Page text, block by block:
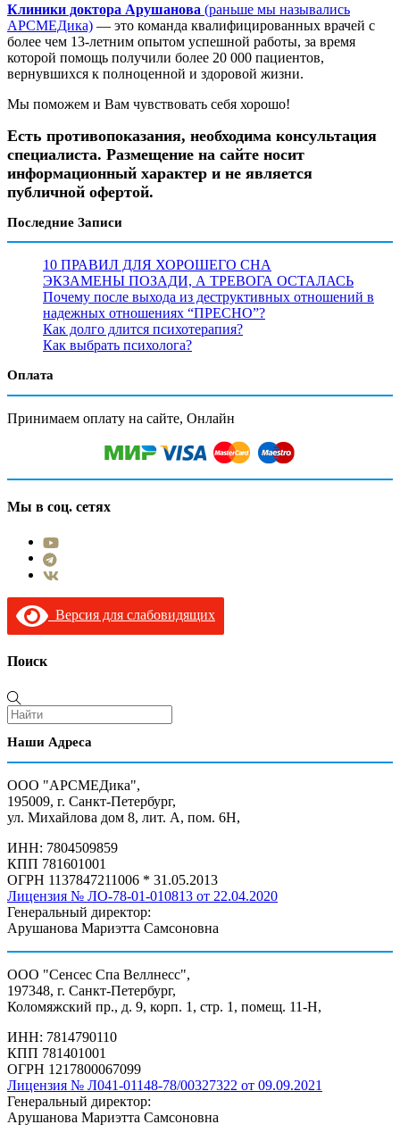
Клиники доктора Арушанова (раньше мы назывались
АРСМЕДика) — это команда квалифицированных врачей с
более чем 13-летним опытом успешной работы, за время
которой помощь получили более 20 000 пациентов,
вернувшихся к полноценной и здоровой жизни.
Мы поможем и Вам чувствовать себя хорошо!
Есть противопоказания, необходима консультация
специалиста. Размещение на сайте носит
информационный характер и не является
публичной офертой.
Последние Записи
10 ПРАВИЛ ДЛЯ ХОРОШЕГО СНА
ЭКЗАМЕНЫ ПОЗАДИ, А ТРЕВОГА ОСТАЛАСЬ
Почему после выхода из деструктивных отношений в
надежных отношениях “ПРЕСНО”?
Как долго длится психотерапия?
Как выбрать психолога?
Оплата
Принимаем оплату на сайте, Онлайн
Мы в соц. сетях
Версия для слабовидящих
Поиск
Наши Адреса
ООО "АРСМЕДика",
195009, г. Санкт-Петербург,
ул. Михайлова дом 8, лит. А, пом. 6Н,
ИНН: 7804509859
КПП 781601001
ОГРН 1137847211006 * 31.05.2013
Лицензия № ЛО-78-01-010813 от 22.04.2020
Генеральный директор:
Арушанова Мариэтта Самсоновна
ООО "Сенсес Спа Веллнесс",
197348, г. Санкт-Петербург,
Коломяжский пр., д. 9, корп. 1, стр. 1, помещ. 11-Н,
ИНН: 7814790110
КПП 781401001
ОГРН 1217800067099
Лицензия № Л041-01148-78/00327322 от 09.09.2021
Генеральный директор:
Арушанова Мариэтта Самсоновна